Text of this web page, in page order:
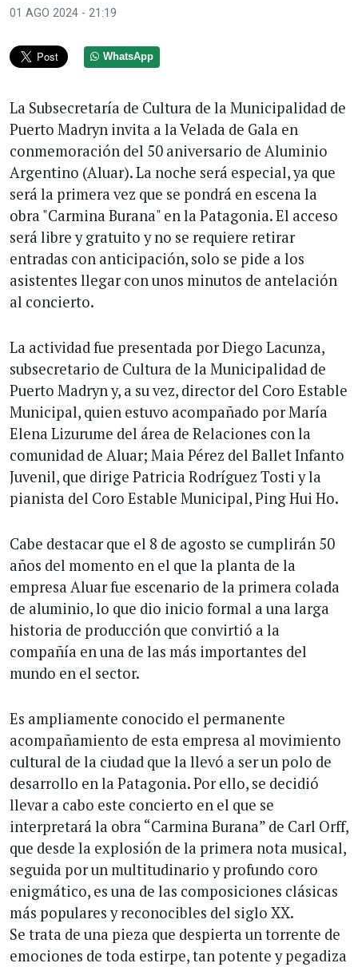
01 AGO 2024 - 21:19
WhatsApp
La Subsecretaría de Cultura de la Municipalidad de
Puerto Madryn invita a la Velada de Gala en
conmemoración del 50 aniversario de Aluminio
Argentino (Aluar). La noche será especial, ya que
será la primera vez que se pondrá en escena la
obra "Carmina Burana" en la Patagonia. El acceso
será libre y gratuito y no se requiere retirar
entradas con anticipación, solo se pide a los
asistentes llegar con unos minutos de antelación
al concierto.
La actividad fue presentada por Diego Lacunza,
subsecretario de Cultura de la Municipalidad de
Puerto Madryn y, a su vez, director del Coro Estable
Municipal, quien estuvo acompañado por María
Elena Lizurume del área de Relaciones con la
comunidad de Aluar; Maia Pérez del Ballet Infanto
Juvenil, que dirige Patricia Rodríguez Tosti y la
pianista del Coro Estable Municipal, Ping Hui Ho.
Cabe destacar que el 8 de agosto se cumplirán 50
años del momento en el que la planta de la
empresa Aluar fue escenario de la primera colada
de aluminio, lo que dio inicio formal a una larga
historia de producción que convirtió a la
compañía en una de las más importantes del
mundo en el sector.
Es ampliamente conocido el permanente
acompañamiento de esta empresa al movimiento
cultural de la ciudad que la llevó a ser un polo de
desarrollo en la Patagonia. Por ello, se decidió
llevar a cabo este concierto en el que se
interpretará la obra “Carmina Burana” de Carl Orff,
que desde la explosión de la primera nota musical,
seguida por un multitudinario y profundo coro
enigmático, es una de las composiciones clásicas
más populares y reconocibles del siglo XX.
Se trata de una pieza que despierta un torrente de
emociones de toda estirpe, tan potente y pegadiza